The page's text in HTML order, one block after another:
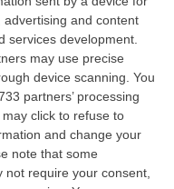
and content
services development.
may use precise
device scanning. You
partners’ processing
click to refuse to
and change your
note that some
require your consent,
e,
pornografiche,
nell’auto
insieme dei
si è rifiutato ma
gli ha
cominciato a